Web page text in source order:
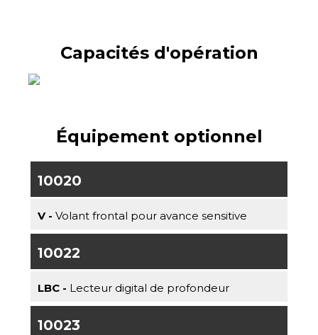
Capacités d'opération
Équipement optionnel
10020
V - Volant frontal pour avance sensitive
10022
LBC - Lecteur digital de profondeur
10023